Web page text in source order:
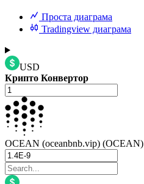
Проста диаграма
Tradingview диаграма
USD
Крипто Конвертор
OCEAN (oceanbnb.vip) (OCEAN)